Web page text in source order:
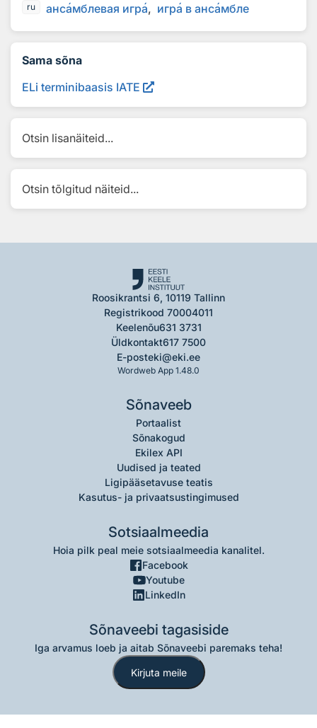
ru ансамблевая игра игра в ансамбле
Sama sõna
ELi terminibaasis IATE
Otsin lisanäiteid...
Otsin tõlgitud näiteid...
Roosikrantsi 6, 10119 Tallinn
Registrikood 70004011
Keelenõu631 3731
Üldkontakt617 7500
E-posteki@eki.ee
Wordweb App 1.48.0
Sõnaveeb
Portaalist
Sõnakogud
Ekilex API
Uudised ja teated
Ligipääsetavuse teatis
Kasutus- ja privaatsustingimused
Sotsiaalmeedia
Hoia pilk peal meie sotsiaalmeedia kanalitel.
Facebook
Youtube
LinkedIn
Sõnaveebi tagasiside
Iga arvamus loeb ja aitab Sõnaveebi paremaks teha!
Kirjuta meile